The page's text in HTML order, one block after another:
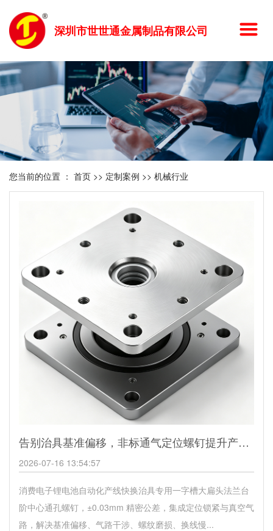
深圳市世世通金属制品有限公司
您当前的位置 ： 首页 >> 定制案例 >> 机械行业
告别治具基准偏移，非标通气定位螺钉提升产线换型效率
2026-07-16 13:54:57
消费电子锂电池自动化产线快换治具专用一字槽大扁头法兰台
阶中心通孔螺钉，±0.03mm 精密公差，集成定位锁紧与真空气
路，解决基准偏移、气路干涉、螺纹磨损、换线慢...